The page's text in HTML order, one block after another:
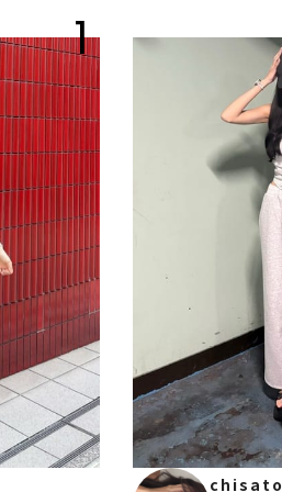
1
chisato